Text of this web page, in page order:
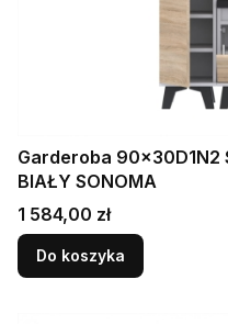
Garderoba 90x30D1N2
BIAŁY SONOMA
Cena
1 584,00 zł
Do koszyka